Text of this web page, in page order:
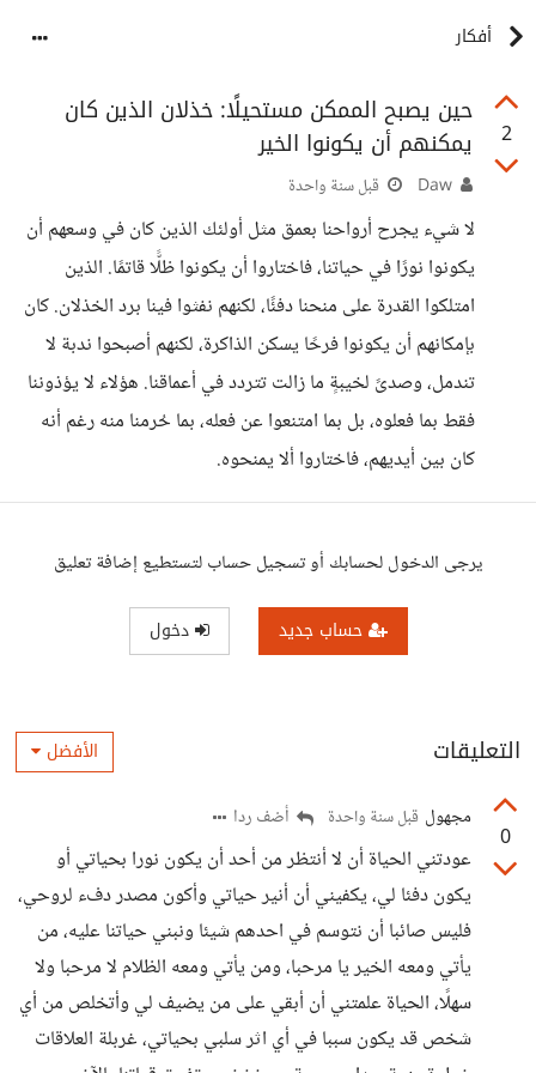
أفكار
2
حين يصبح الممكن مستحيلًا: خذلان الذين كان
يمكنهم أن يكونوا الخير
قبل سنة واحدة
لا شيء يجرح أرواحنا بعمق مثل أولئك الذين كان في وسعهم أن
يكونوا نورًا في حياتنا، فاختاروا أن يكونوا ظلًّا قاتمًا. الذين
امتلكوا القدرة على منحنا دفئًا، لكنهم نفثوا فينا برد الخذلان. كان
بإمكانهم أن يكونوا فرحًا يسكن الذاكرة، لكنهم أصبحوا ندبة لا
تندمل، وصدىً لخيبةٍ ما زالت تتردد في أعماقنا. هؤلاء لا يؤذوننا
فقط بما فعلوه، بل بما امتنعوا عن فعله، بما حُرمنا منه رغم أنه
كان بين أيديهم، فاختاروا ألا يمنحوه.
يرجى الدخول لحسابك أو تسجيل حساب لتستطيع إضافة تعليق
حساب جديد دخول
التعليقات الأفضل
0
مجهول قبل سنة واحدة أضف ردا
عودتني الحياة أن لا أنتظر من أحد أن يكون نورا بحياتي أو
يكون دفئا لي، يكفيني أن أنير حياتي وأكون مصدر دفء لروحي،
فليس صائبا أن نتوسم في احدهم شيئا ونبني حياتنا عليه، من
يأتي ومعه الخير يا مرحبا، ومن يأتي ومعه الظلام لا مرحبا ولا
سهلًا، الحياة علمتني أن أبقي على من يضيف لي وأتخلص من أي
شخص قد يكون سببا في أي اثر سلبي بحياتي، غربلة العلاقات